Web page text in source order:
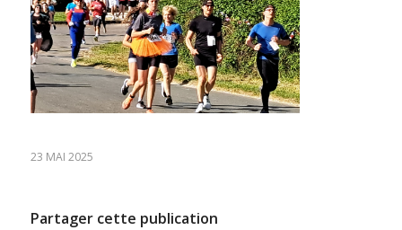
23 MAI 2025
Partager cette publication